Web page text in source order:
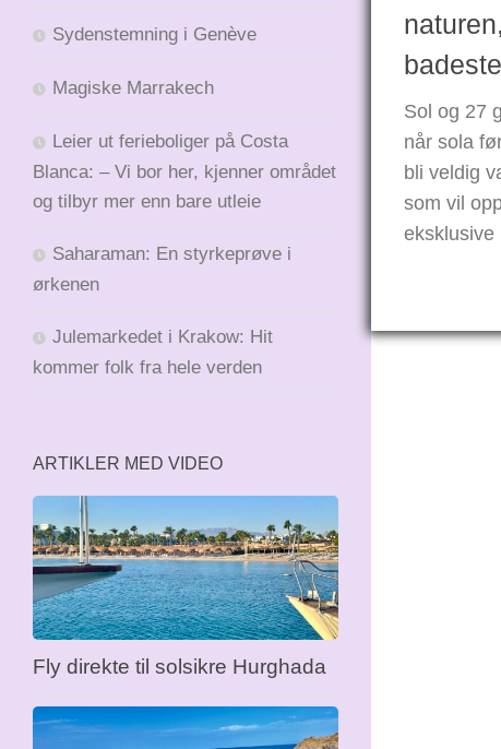
Sol og 27
når sola
bli veldig
som vil
eksklusive
Sydenstemning i Genève
Magiske Marrakech
Leier ut ferieboliger på Costa
Blanca: – Vi bor her, kjenner området
og tilbyr mer enn bare utleie
Saharaman: En styrkeprøve i
ørkenen
Julemarkedet i Krakow: Hit
kommer folk fra hele verden
ARTIKLER MED VIDEO
Fly direkte til solsikre Hurghada